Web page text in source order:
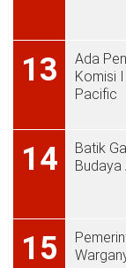
13
Ada
Komisi
Pacific
14
Batik
Budaya
15